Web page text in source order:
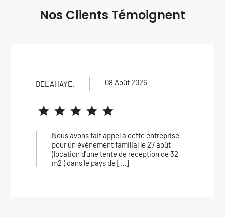
Nos Clients Témoignent
LAURA . 08 Août 2026
J’ai fait appel à Loc Trans Oise pour
mariage, tout c’est super bien passé, le
matériel est très professionnel,
super [...]